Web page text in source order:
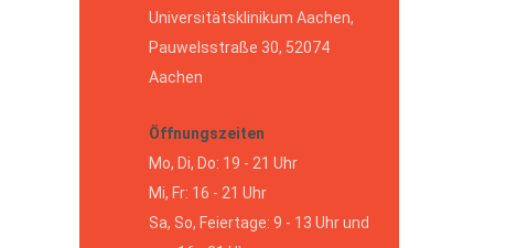
Universitätsklinikum Aachen,
Pauwelsstraße 30, 52074
Aachen
Öffnungszeiten
Mo, Di, Do: 19 - 21 Uhr
Mi, Fr: 16 - 21 Uhr
Sa, So, Feiertage: 9 - 13 Uhr und